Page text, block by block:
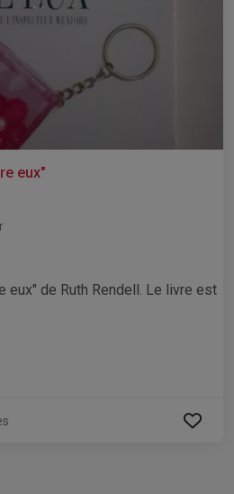
eux"
eux" de Ruth Rendell. Le livre est